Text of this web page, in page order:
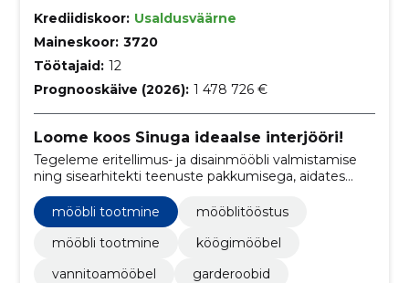
Krediidiskoor: Usaldusväärne
Maineskoor: 3720
Töötajaid: 12
Prognooskäive (2026): 1 478 726 €
Loome koos Sinuga ideaalse interjööri!
Tegeleme eritellimus- ja disainmööbli valmistamise
ning sisearhitekti teenuste pakkumisega, aidates
ruumilahendusi.
mööbli tootmine
mööblitööstus
mööbli tootmine
köögimööbel
vannitoamööbel
garderoobid